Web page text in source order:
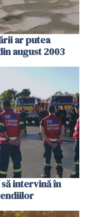
ar putea
august 2003
intervină în